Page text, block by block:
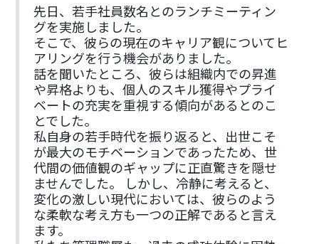
先日、若手社員数名とのランチミーティン
グを実施しました。
そこで、彼らの現在のキャリア観についてヒ
アリングを行う機会がありました。
話を聞いたところ、彼らは組織内での昇進
や昇格よりも、個人のスキル獲得やプライ
ベートの充実を重視する傾向があるとのこ
とでした。
私自身の若手時代を振り返ると、出世こそ
が最大のモチベーションであったため、世
代間の価値観のギャップに正直驚きを隠せ
ませんでした。 しかし、冷静に考えると、
変化の激しい現代においては、彼らのよう
な柔軟な考え方も一つの正解であると言え
ます。